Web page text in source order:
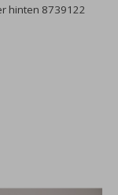
hinten 8739122